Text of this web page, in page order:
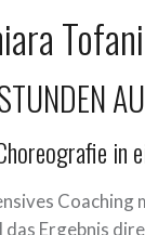
Tofani
in
das Ergebnis